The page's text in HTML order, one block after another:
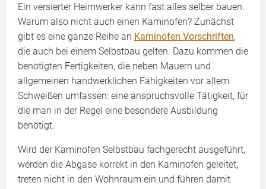
Ein versierter Heimwerker kann fast alles selber bauen.
Warum also nicht auch einen Kaminofen? Zunächst
gibt es eine ganze Reihe an Kaminofen Vorschriften,
die auch bei einem Selbstbau gelten. Dazu kommen die
benötigten Fertigkeiten, die neben Mauern und
allgemeinen hand­werklichen Fähigkeiten vor allem
Schweißen umfassen: eine anspruchsvolle Tätigkeit, für
die man in der Regel eine besondere Ausbildung
benötigt.
Wird der Kaminofen Selbstbau fachgerecht ausgeführt,
werden die Abgase korrekt in den Kaminofen geleitet,
treten nicht in den Wohnraum ein und führen damit